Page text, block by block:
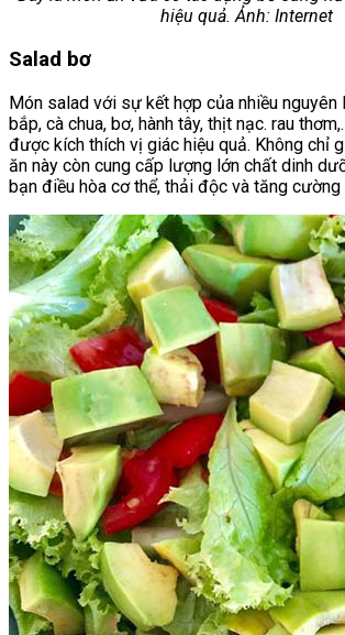
hiệu quả. Ảnh: Internet
Salad bơ
Món salad với sự kết hợp của nhiều nguyên
bắp, cà chua, bơ, hành tây, thịt nạc. rau
được kích thích vị giác hiệu quả. Không chỉ
ăn này còn cung cấp lượng lớn chất dinh
bạn điều hòa cơ thể, thải độc và tăng